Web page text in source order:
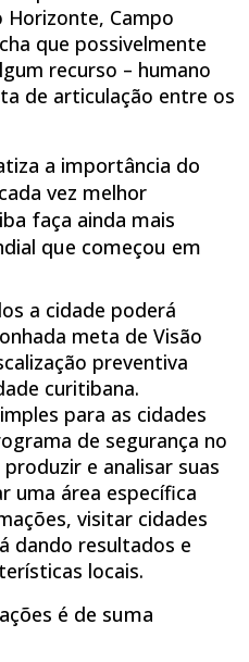
Horizonte, Campo
que possivelmente
recurso – humano
de articulação entre os
a importância do
vez melhor
faça ainda mais
que começou em
a cidade poderá
meta de Visão
preventiva
curitibana.
para as cidades
de segurança no
e analisar suas
uma área específica
visitar cidades
dando resultados e
locais.
é de suma